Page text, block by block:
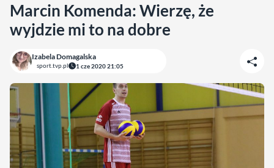
Marcin Komenda: Wierzę, że
wyjdzie mi to na dobre
Izabela Domagalska
sport.tvp.pl 1 cze 2020 21:05